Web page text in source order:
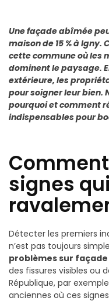
Une façade abîmée
maison de 15 % à
cette commune où les
dominent le paysage.
extérieure, les
pour soigner leur bien.
pourquoi et comment
indispensables pour
signes
Détecter les premiers
n’est pas toujours
problèmes sur façade
des fissures visibles ou
République, par
anciennes où ces